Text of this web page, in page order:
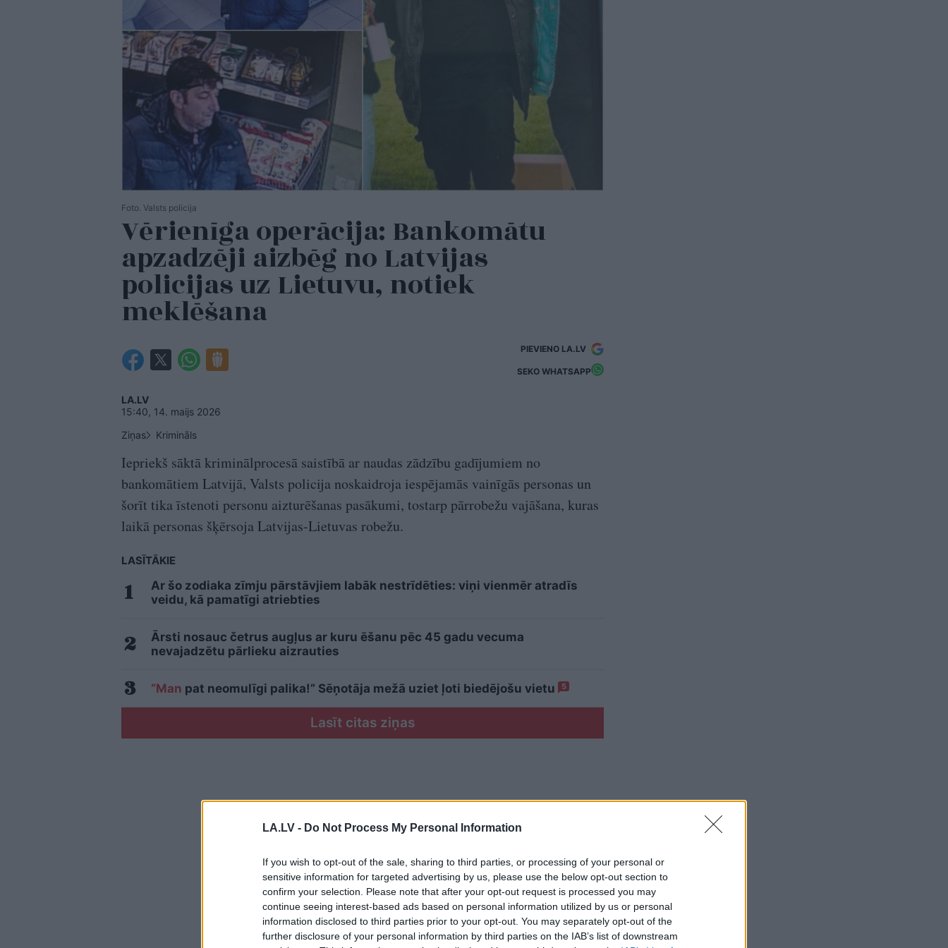
LA.LV - Do Not Process My Personal Information
If you wish to opt-out of the sale, sharing to third parties, or processing of your personal or
sensitive information for targeted advertising by us, please use the below opt-out section to
confirm your selection. Please note that after your opt-out request is processed you may
continue seeing interest-based ads based on personal information utilized by us or personal
information disclosed to third parties prior to your opt-out. You may separately opt-out of the
further disclosure of your personal information by third parties on the IAB’s list of downstream
Foto. Valsts policija
Vērienīga operācija: Bankomātu
apzadzēji aizbēg no Latvijas
policijas uz Lietuvu, notiek
meklēšana
PIEVIENO LA.LV
SEKO WHATSAPP
LA.LV
15:40, 14. maijs 2026
Ziņas
Krimināls
Iepriekš sāktā kriminālprocesā saistībā ar naudas zādzību gadījumiem no
bankomātiem Latvijā, Valsts policija noskaidroja iespējamās vainīgās personas un
šorīt tika īstenoti personu aizturēšanas pasākumi, tostarp pārrobežu vajāšana, kuras
laikā personas šķērsoja Latvijas-Lietuvas robežu.
LASĪTĀKIE
Ar šo zodiaka zīmju pārstāvjiem labāk nestrīdēties: viņi vienmēr atradīs
veidu, kā pamatīgi atriebties
Ārsti nosauc četrus augļus ar kuru ēšanu pēc 45 gadu vecuma
nevajadzētu pārlieku aizrauties
“Man pat neomulīgi palika!” Sēņotāja mežā uziet ļoti biedējošu vietu 5
Lasīt citas ziņas